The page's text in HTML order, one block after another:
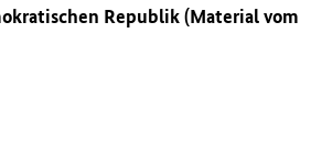
Republik (Material vom